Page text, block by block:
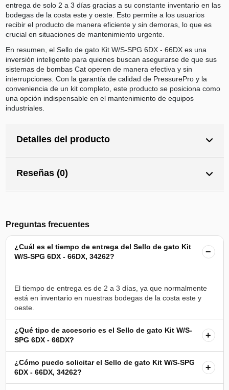
entrega de solo 2 a 3 días gracias a su constante inventario en las
bodegas de la costa este y oeste. Esto permite a los usuarios
recibir el producto de manera eficiente y sin demoras, lo que es
crucial en situaciones de mantenimiento urgente.
En resumen, el Sello de gato Kit W/S-SPG 6DX - 66DX es una
inversión inteligente para quienes buscan asegurarse de que sus
sistemas de bombas Cat operen de manera efectiva y sin
interrupciones. Con la garantía de calidad de PressurePro y la
conveniencia de un kit completo, este producto se posiciona como
una opción indispensable en el mantenimiento de equipos
industriales.
Detalles del producto
Reseñas (0)
Preguntas frecuentes
¿Cuál es el tiempo de entrega del Sello de gato Kit
W/S-SPG 6DX - 66DX, 34262?
−
El tiempo de entrega es de 2 a 3 días, ya que normalmente
está en inventario en nuestras bodegas de la costa este y
¿Qué tipo de accesorio es el Sello de gato Kit W/S-
SPG 6DX - 66DX?
+
¿Cómo puedo solicitar el Sello de gato Kit W/S-SPG
6DX - 66DX, 34262?
+